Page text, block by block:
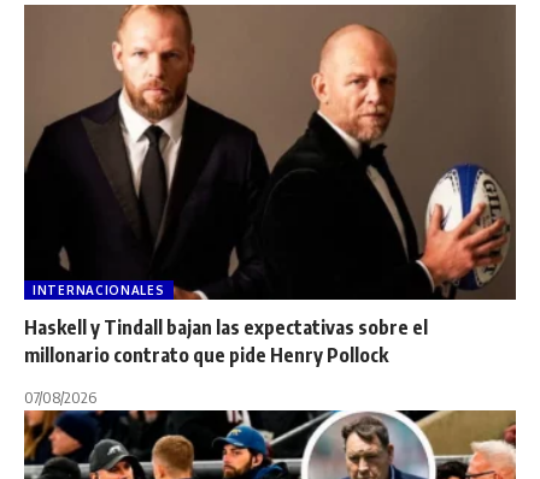
INTERNACIONALES
Haskell y Tindall bajan las expectativas sobre el
millonario contrato que pide Henry Pollock
07/08/2026